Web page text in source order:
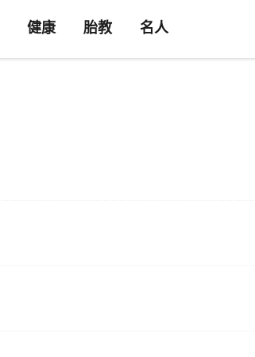
健康 胎教 名人